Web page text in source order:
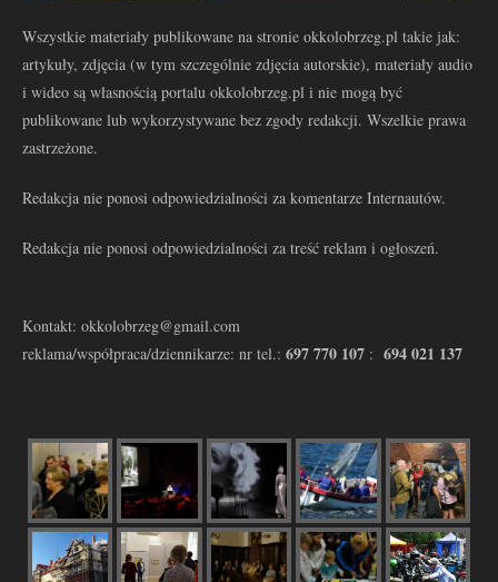
Wszystkie materiały publikowane na stronie okkolobrzeg.pl takie jak:
artykuły, zdjęcia (w tym szczególnie zdjęcia autorskie), materiały audio
i wideo są własnością portalu okkolobrzeg.pl i nie mogą być
publikowane lub wykorzystywane bez zgody redakcji. Wszelkie prawa
zastrzeżone.
Redakcja nie ponosi odpowiedzialności za komentarze Internautów.
Redakcja nie ponosi odpowiedzialności za treść reklam i ogłoszeń.
Kontakt: okkolobrzeg@gmail.com
reklama/współpraca/dziennikarze: nr tel.: 697 770 107 : 694 021 137